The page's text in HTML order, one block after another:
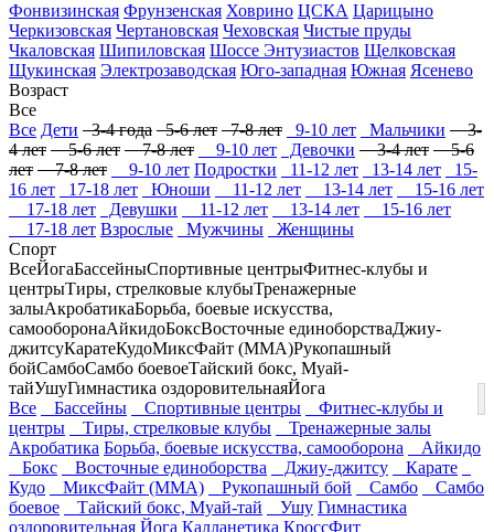
Фонвизинская Фрунзенская Ховрино ЦСКА Царицыно
Черкизовская Чертановская Чеховская Чистые пруды
Чкаловская Шипиловская Шоссе Энтузиастов Щелковская
Щукинская Электрозаводская Юго-западная Южная Ясенево
Возраст
Все
Все Дети 3-4 года 5-6 лет 7-8 лет 9-10 лет Мальчики 3-
4 лет 5-6 лет 7-8 лет 9-10 лет Девочки 3-4 лет 5-6
лет 7-8 лет 9-10 лет Подростки 11-12 лет 13-14 лет
15-
16 лет
17-18 лет Юноши 11-12 лет 13-14 лет
15-16 лет
17-18 лет
Девушки 11-12 лет 13-14 лет
15-16 лет
17-18 лет Взрослые Мужчины
Женщины
Спорт
ВсеЙогаБассейныСпортивные центрыФитнес-клубы и
центрыТиры, стрелковые клубыТренажерные
залыАкробатикаБорьба, боевые искусства,
самооборонаАйкидоБоксВосточные единоборстваДжиу-
джитсуКаратеКудоМиксФайт (ММА)Рукопашный
бойСамбоСамбо боевоеТайский бокс, Муай-
тайУшуГимнастика оздоровительнаяЙога
Все
Бассейны Спортивные центры
Фитнес-клубы и
центры
Тиры, стрелковые клубы
Тренажерные залы
Акробатика Борьба, боевые искусства, самооборона
Айкидо
Бокс
Восточные единоборства Джиу-джитсу
Карате
Кудо
МиксФайт (ММА) Рукопашный бой Самбо
Самбо
боевое
Тайский бокс, Муай-тай Ушу Гимнастика
оздоровительная Йога Калланетика КроссФит